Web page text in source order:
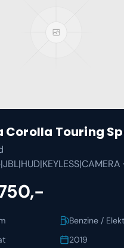
Corolla Touring
·
Benzine /
2019